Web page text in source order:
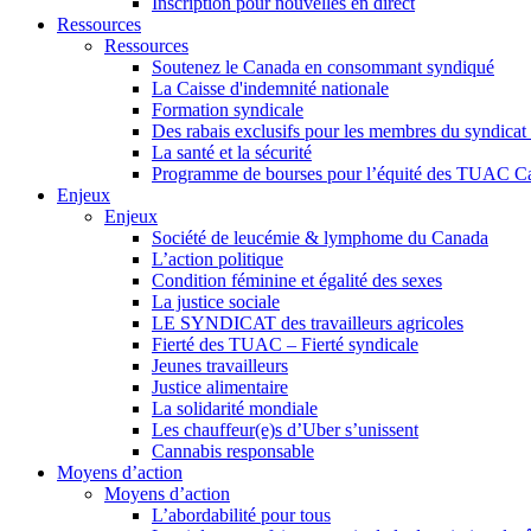
Ressources
Ressources
Soutenez le Canada en consommant syndiqué
La Caisse d'indemnité nationale
Formation syndicale
Des rabais exclusifs pour les membres du
La santé et la sécurité
Programme de bourses pour l’équité des TUAC
Enjeux
Enjeux
Société de leucémie & lymphome du Canada
L’action politique
Condition féminine et égalité des sexes
La justice sociale
LE SYNDICAT des travailleurs agricoles
Fierté des TUAC – Fierté syndicale
Jeunes travailleurs
Justice alimentaire
La solidarité mondiale
Les chauffeur(e)s d’Uber s’unissent
Cannabis responsable
Moyens d’action
Moyens d’action
L’abordabilité pour tous